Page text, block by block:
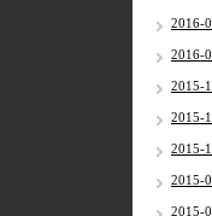
2016-
2016-
2015-
2015-
2015-
2015-
2015-